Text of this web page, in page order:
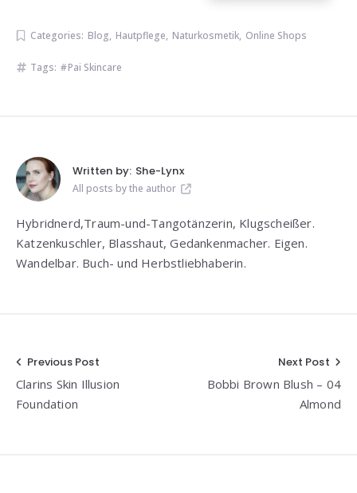
Categories: Blog, Hautpflege, Naturkosmetik, Online Shops
Tags: Pai Skincare
Written by: She-Lynx
All posts by the author
Hybridnerd,Traum-und-Tangotänzerin, Klugscheißer.
Katzenkuschler, Blasshaut, Gedankenmacher. Eigen.
Wandelbar. Buch- und Herbstliebhaberin.
Beitragsnavigation
Previous Post
Clarins Skin Illusion
Foundation
Next Post
Bobbi Brown Blush – 04
Almond